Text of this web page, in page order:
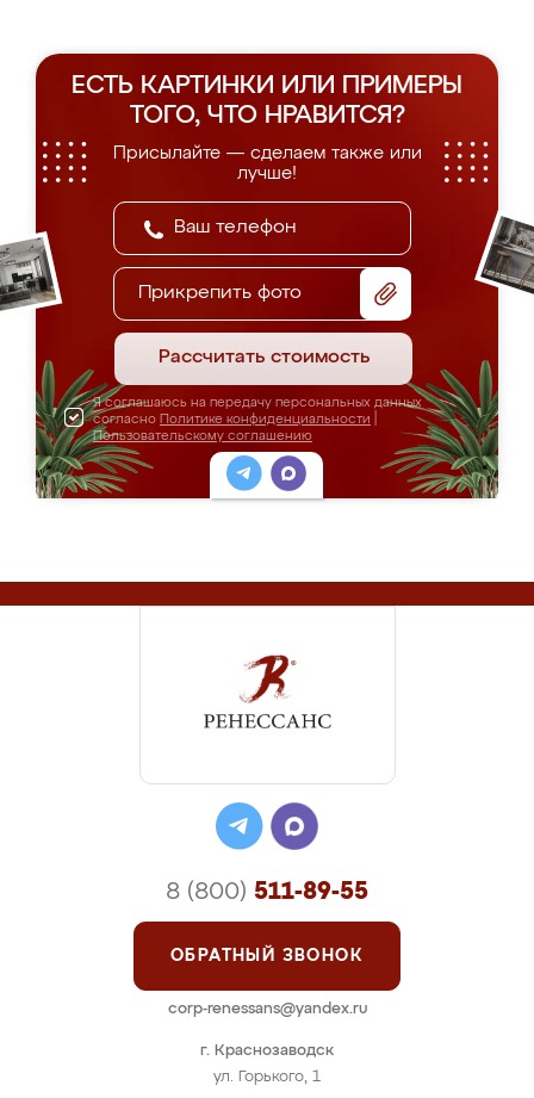
ЕСТЬ КАРТИНКИ ИЛИ ПРИМЕРЫ
ТОГО, ЧТО НРАВИТСЯ?
Присылайте — сделаем также или
лучше!
Прикрепить фото
Рассчитать стоимость
Я соглашаюсь на передачу персональных данных
согласно Политике конфиденциальности
Пользовательскому соглашению
г. Краснозаводск
ул. Горького, 1
8 (800) 511-89-55
ОБРАТНЫЙ ЗВОНОК
corp-renessans@yandex.ru